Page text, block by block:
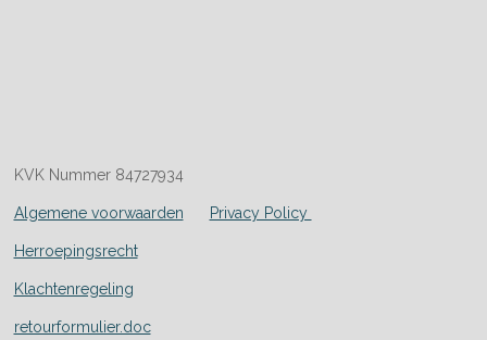
KVK Nummer 84727934
Algemene voorwaarden Privacy Policy
Herroepingsrecht
Klachtenregeling
retourformulier.doc